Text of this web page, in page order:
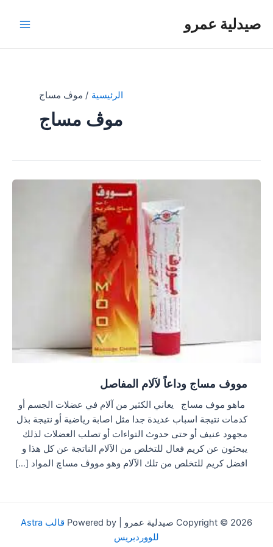
صيدلية عمرو
الرئيسية موڤ مساج
موڤ مساج
مووف مساج وداعاً لآلام المفاصل
ماهو موف مساج يعاني الكثير من آلام في عضلات الجسم أو
كدمات نتيجة اسباب عديدة جدا مثل اصابة رياضية أو نتيجة بذل
مجهود عنيف أو حتى حدوث التواءات أو تصلب العضلات لذلك
يبحثون عن كريم فعال للتخلص من الآلام الناتجة عن كل هذا و
افضل كريم للتخلص من تلك الآلام وهو مووڤ مساچ المواد […]
Copyright © 2026 صيدلية عمرو | Powered by
قالب Astra
للووردبريس